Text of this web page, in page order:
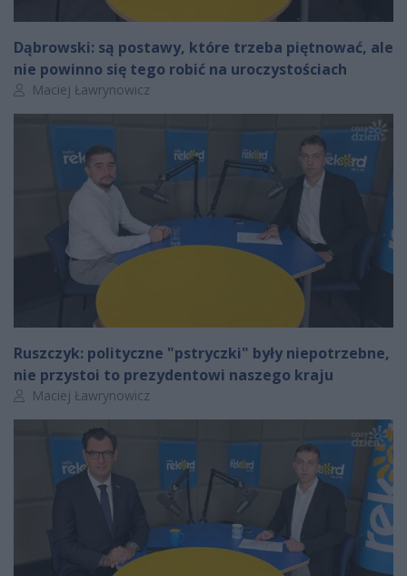
Dąbrowski: są postawy, które trzeba piętnować, ale
nie powinno się tego robić na uroczystościach
Autor artykułu:
Maciej Ławrynowicz
Ruszczyk: polityczne "pstryczki" były niepotrzebne,
nie przystoi to prezydentowi naszego kraju
Autor artykułu:
Maciej Ławrynowicz